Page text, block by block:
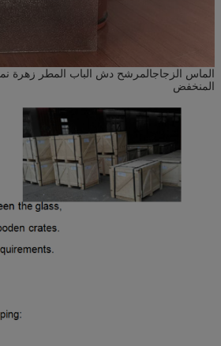
الماس الزجاجالمرشح دش الباب المطر زهرة
المنخفض